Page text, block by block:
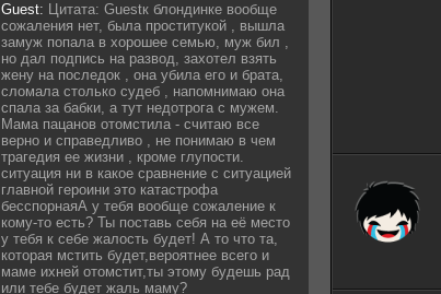
Guest: Цитата: Guestк блондинке вообще
сожаления нет, была проститукой , вышла
замуж попала в хорошее семью, муж бил ,
но дал подпись на развод, захотел взять
жену на последок , она убила его и брата,
сломала столько судеб , напомнимаю она
спала за бабки, а тут недотрога с мужем.
Мама пацанов отомстила - считаю все
верно и справедливо , не понимаю в чем
трагедия ее жизни , кроме глупости.
ситуация ни в какое сравнение с ситуацией
главной героини это катастрофа
бесспорнаяА у тебя вообще сожаление к
кому-то есть? Ты поставь себя на её место
у тебя к себе жалость будет! А то что та,
которая мстить будет,вероятнее всего и
маме ихней отомстит,ты этому будешь рад
или тебе будет жаль маму?